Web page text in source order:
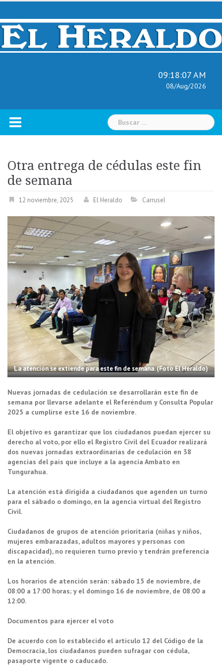
Skip
content
09:18:08 AM
08/Aug/2026
Buscar:
Otra entrega de cédulas este fin
de semana
12 noviembre, 2025 El Heraldo Carrusel
La atención se extiende para este fin de semana. (Foto El Heraldo)
Nuevas jornadas de cedulación se desarrollarán este fin de
semana por llevarse adelante el Referéndum y Consulta Popular
2025 a cumplirse este 16 de noviembre.
El objetivo es garantizar que los ciudadanos puedan ejercer su
derecho al voto, por ello el Registro Civil del Ecuador realizará
dos nuevas jornadas extraordinarias de cedulación en 38
agencias del país que incluye a la agencia Ambato en
Tungurahua.
La atención está dirigida a ciudadanos que agenden un turno
para el sábado o domingo, en la agencia virtual del Registro
Civil.
Ciudadanos de grupos de atención prioritaria (niñas y niños,
mujeres embarazadas, adultos mayores y personas con
discapacidad), no requieren turno previo y tendrán preferencia
en la atención.
Los horarios de atención serán: sábado 15 de noviembre, de
08:00 a 17:00 horas; y el domingo 16 de noviembre, de 08:00 a
12:00.
Documentos para ejercer el voto
De acuerdo con lo establecido el artículo 12 del Código de la
Democracia, los ciudadanos pueden sufragar con cédula,
pasaporte vigente o caducado.